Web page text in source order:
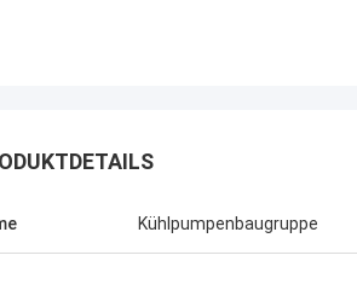
Kühlpumpenbaugruppe